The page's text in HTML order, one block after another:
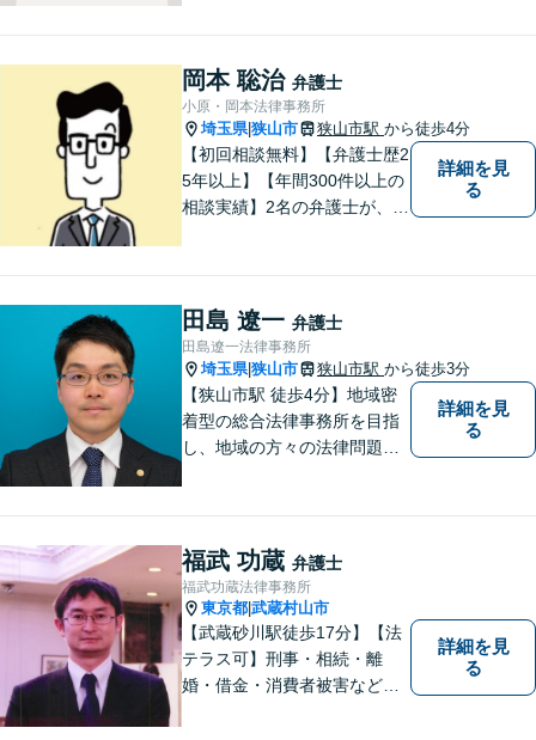
談無料】【分割払い可】【法
テラス利用可】
岡本 聡治 弁護士
小原・岡本法律事務所
埼玉県|狭山市 狭山市駅 から徒歩4分
【初回相談無料】【弁護士歴2
5年以上】【年間300件以上の
相談実績】2名の弁護士が、さ
談ください【相続】税理士や
司法書士などと連携し、複雑
な案件も対応。【狭山市駅4
分】
詳細を見
る
田島 遼一 弁護士
田島遼一法律事務所
埼玉県|狭山市 狭山市駅 から徒歩3分
【狭山市駅 徒歩4分】地域密
着型の総合法律事務所を目指
し、地域の方々の法律問題を
気軽にご相談ください。
詳細を見
る
福武 功蔵 弁護士
福武功蔵法律事務所
東京都 武蔵村山市
【武蔵砂川駅徒歩17分】【法
テラス可】刑事・相続・離
婚・借金・消費者被害など、
詳細を見
る